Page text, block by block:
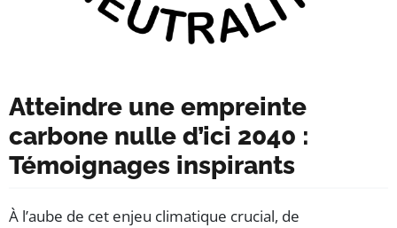
Atteindre une empreinte
carbone nulle d’ici 2040 :
Témoignages inspirants
À l’aube de cet enjeu climatique crucial, de